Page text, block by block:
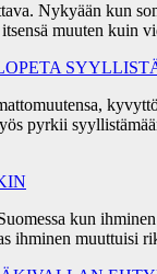
Nykyään kun
muuten kuin
pyrkii
kun
ihminen muuttuisi